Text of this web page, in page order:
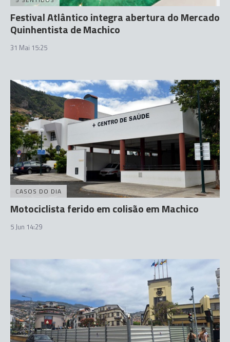
Festival Atlântico integra abertura do Mercado
Quinhentista de Machico
31 Mai 15:25
CASOS DO DIA
Motociclista ferido em colisão em Machico
5 Jun 14:29